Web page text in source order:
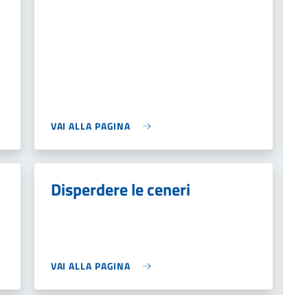
VAI ALLA PAGINA
Disperdere le ceneri
VAI ALLA PAGINA